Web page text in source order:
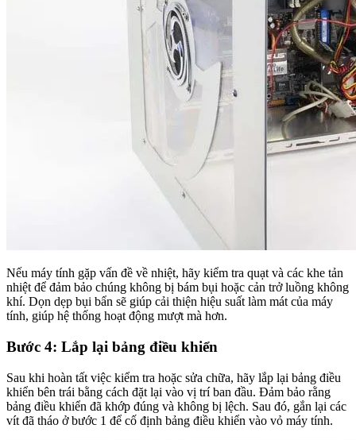
Nếu máy tính gặp vấn đề về nhiệt, hãy kiểm tra quạt và các khe tản
nhiệt để đảm bảo chúng không bị bám bụi hoặc cản trở luồng không
khí. Dọn dẹp bụi bẩn sẽ giúp cải thiện hiệu suất làm mát của máy
tính, giúp hệ thống hoạt động mượt mà hơn.
Bước 4: Lắp lại bảng điều khiển
Sau khi hoàn tất việc kiểm tra hoặc sửa chữa, hãy lắp lại bảng điều
khiển bên trái bằng cách đặt lại vào vị trí ban đầu. Đảm bảo rằng
bảng điều khiển đã khớp đúng và không bị lệch. Sau đó, gắn lại các
vít đã tháo ở bước 1 để cố định bảng điều khiển vào vỏ máy tính.